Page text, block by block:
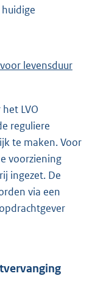
levensduur
LVO
reguliere
te maken. Voor
voorziening
ingezet. De
via een